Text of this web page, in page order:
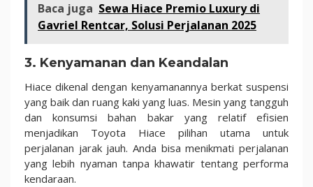
Baca juga Sewa Hiace Premio Luxury di
Gavriel Rentcar, Solusi Perjalanan 2025
3. Kenyamanan dan Keandalan
Hiace dikenal dengan kenyamanannya berkat suspensi
yang baik dan ruang kaki yang luas. Mesin yang tangguh
dan konsumsi bahan bakar yang relatif efisien
menjadikan Toyota Hiace pilihan utama untuk
perjalanan jarak jauh. Anda bisa menikmati perjalanan
yang lebih nyaman tanpa khawatir tentang performa
kendaraan.